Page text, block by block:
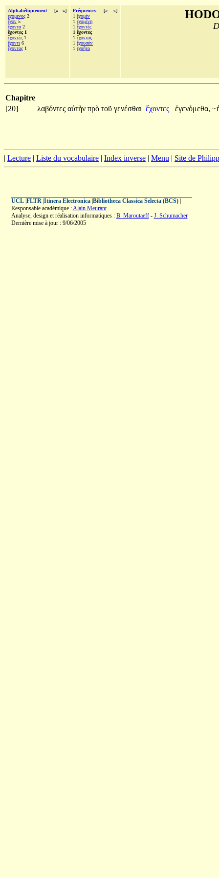
Alphabétiquement [« »]
ἐχόμενος 2
ἔχον 5
ἔχοντα 2
ἔχοντες 1
ἔχοντές 1
ἔχοντι 6
ἔχοντος 1
Fréquences [« »]
1 ἔχομέν
1 ἐχομένη
1 ἔχοντές
1 ἔχοντες
1 ἔχοντος
1 ἔχουσάν
1 ἐχρῆτο
Chapitre
[20]
λαβόντες αὐτὴν πρὸ τοῦ γενέσθαι ἔχοντες ἐγενόμεθα,
| Lecture | Liste du vocabulaire | Index inverse | Menu | Site de
UCL| FLTR| Itinera Electronica| Bibliotheca Classica Selecta (BCS)|
Responsable académique :Alain Meurant
Analyse, design et réalisation informatiques : B. Maroutaeff- J. Schumacher
Dernière mise à jour : 9/06/2005